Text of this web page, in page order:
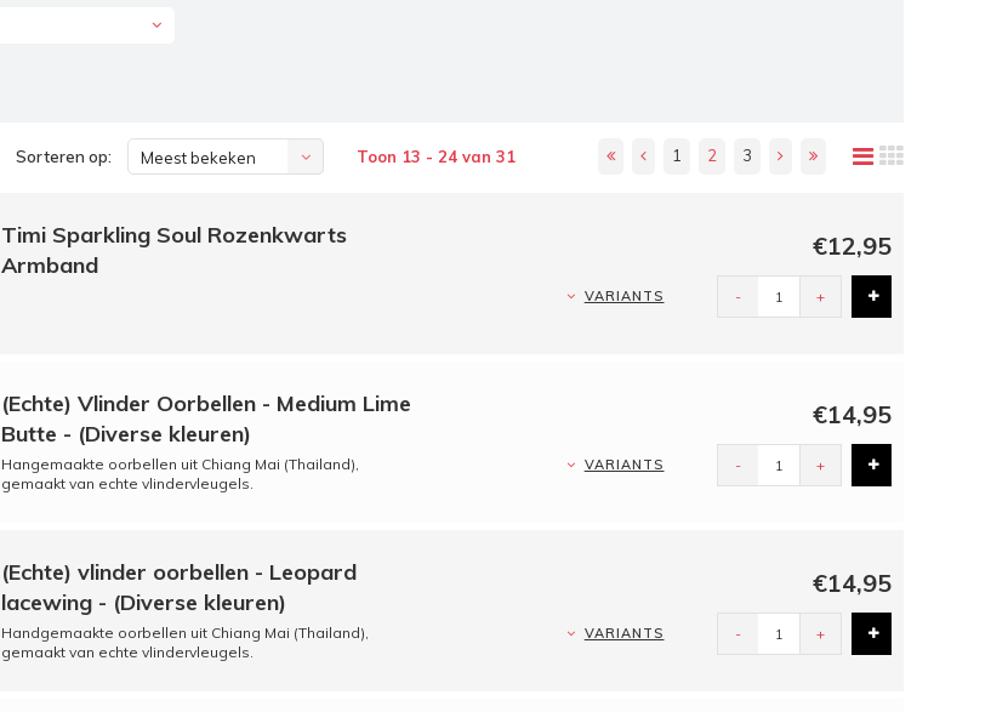
Sorteren op: Meest bekeken Toon 13 - 24 van 31 1 2 3
Timi Sparkling Soul Rozenkwarts
Armband
€12,95
VARIANTS - +
(Echte) Vlinder Oorbellen - Medium Lime
Butte - (Diverse kleuren)
Hangemaakte oorbellen uit Chiang Mai (Thailand),
gemaakt van echte vlindervleugels.
€14,95
VARIANTS - +
(Echte) vlinder oorbellen - Leopard
lacewing - (Diverse kleuren)
Handgemaakte oorbellen uit Chiang Mai (Thailand),
gemaakt van echte vlindervleugels.
€14,95
VARIANTS - +